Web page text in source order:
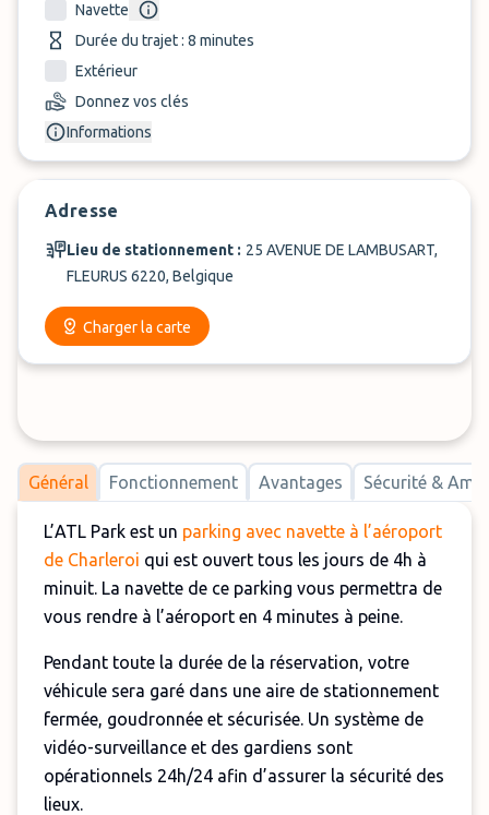
Navette
Durée du trajet : 8 minutes
Extérieur
Donnez vos clés
Informations
Adresse
Lieu de stationnement : 25 AVENUE DE LAMBUSART,
FLEURUS 6220, Belgique
Charger la carte
Général Fonctionnement Avantages Sécurité &
L’ATL Park est un parking avec navette à l’aéroport
de Charleroi qui est ouvert tous les jours de 4h à
minuit. La navette de ce parking vous permettra de
vous rendre à l’aéroport en 4 minutes à peine.
Pendant toute la durée de la réservation, votre
véhicule sera garé dans une aire de stationnement
fermée, goudronnée et sécurisée. Un système de
vidéo-surveillance et des gardiens sont
opérationnels 24h/24 afin d’assurer la sécurité des
lieux.